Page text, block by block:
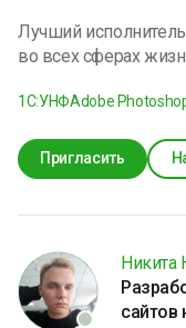
Лучший
во всех сферах
Эмоциональный
1С:УНФAdobe
Пригласить
Никита
сайтов